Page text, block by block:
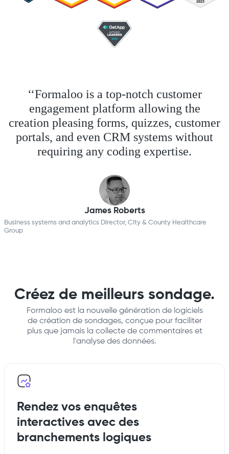
‘‘Formaloo is a top-notch customer
engagement platform allowing the
creation pleasing forms, quizzes, customer
portals, and even CRM systems without
requiring any coding expertise.
James Roberts
Business systems and analytics Director, City & County Healthcare
Group
Créez de meilleurs sondage.
Formaloo est la nouvelle génération de logiciels
de création de sondages, conçue pour faciliter
plus que jamais la collecte de commentaires et
l'analyse des données.
Rendez vos enquêtes
interactives avec des
branchements logiques